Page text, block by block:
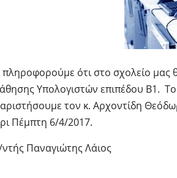
πληροφορούμε ότι στο σχολείο μας
Υπολογιστών επιπέδου Β1.
τον κ. Αρχοντίδη
Πέμπτη 6/4/2017.
Παναγιώτης Λάιος